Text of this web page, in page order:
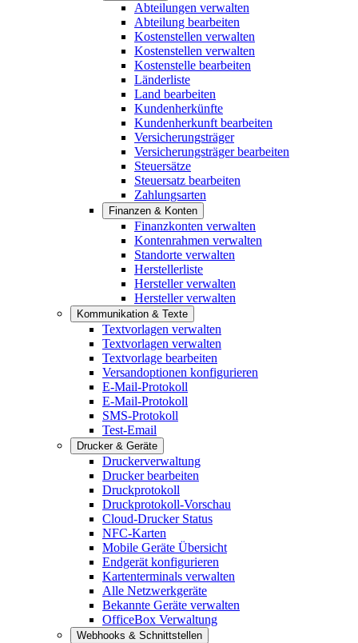
Abteilungen verwalten
Abteilung bearbeiten
Kostenstellen verwalten
Kostenstellen verwalten
Kostenstelle bearbeiten
Länderliste
Land bearbeiten
Kundenherkünfte
Kundenherkunft bearbeiten
Versicherungsträger
Versicherungsträger bearbeiten
Steuersätze
Steuersatz bearbeiten
Zahlungsarten
Finanzen & Konten
Finanzkonten verwalten
Kontenrahmen verwalten
Standorte verwalten
Herstellerliste
Hersteller verwalten
Hersteller verwalten
Kommunikation & Texte
Textvorlagen verwalten
Textvorlagen verwalten
Textvorlage bearbeiten
Versandoptionen konfigurieren
E-Mail-Protokoll
E-Mail-Protokoll
SMS-Protokoll
Test-Email
Drucker & Geräte
Druckerverwaltung
Drucker bearbeiten
Druckprotokoll
Druckprotokoll-Vorschau
Cloud-Drucker Status
NFC-Karten
Mobile Geräte Übersicht
Endgerät konfigurieren
Kartenterminals verwalten
Alle Netzwerkgeräte
Bekannte Geräte verwalten
OfficeBox Verwaltung
Webhooks & Schnittstellen